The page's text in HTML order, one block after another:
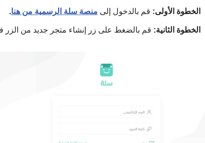
الخطوة الأولى: قم بالدخول إلى منصة سلة الرسمية من هنا.
الخطوة الثانية: قم بالضغط على زر إنشاء متجر جديد من الزر